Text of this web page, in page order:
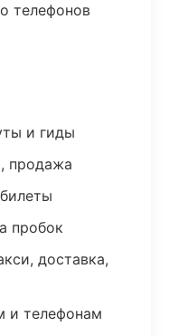
телефонов
и гиды
продажа
пробок
доставка,
и телефонам